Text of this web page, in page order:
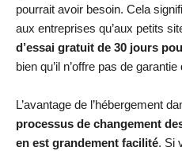
pourrait avoir besoin. Cela
aux entreprises qu’aux petits
d’essai gratuit de 30 jours
bien qu’il n’offre pas de
L’avantage de l’hébergement
processus de changement
en est grandement facilité. Si